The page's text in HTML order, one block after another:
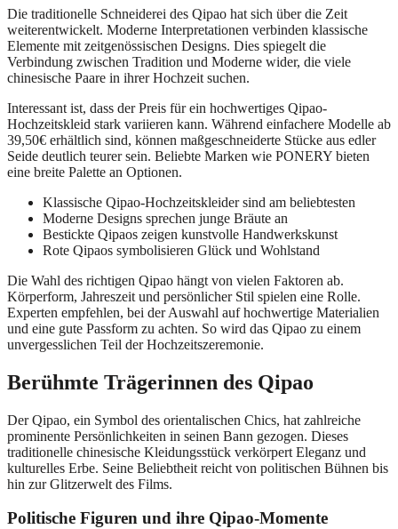
Die traditionelle Schneiderei des Qipao hat sich über die Zeit
weiterentwickelt. Moderne Interpretationen verbinden klassische
Elemente mit zeitgenössischen Designs. Dies spiegelt die
Verbindung zwischen Tradition und Moderne wider, die viele
chinesische Paare in ihrer Hochzeit suchen.
Interessant ist, dass der Preis für ein hochwertiges Qipao-
Hochzeitskleid stark variieren kann. Während einfachere Modelle ab
39,50€ erhältlich sind, können maßgeschneiderte Stücke aus edler
Seide deutlich teurer sein. Beliebte Marken wie PONERY bieten
eine breite Palette an Optionen.
Klassische Qipao-Hochzeitskleider sind am beliebtesten
Moderne Designs sprechen junge Bräute an
Bestickte Qipaos zeigen kunstvolle Handwerkskunst
Rote Qipaos symbolisieren Glück und Wohlstand
Die Wahl des richtigen Qipao hängt von vielen Faktoren ab.
Körperform, Jahreszeit und persönlicher Stil spielen eine Rolle.
Experten empfehlen, bei der Auswahl auf hochwertige Materialien
und eine gute Passform zu achten. So wird das Qipao zu einem
unvergesslichen Teil der Hochzeitszeremonie.
Berühmte Trägerinnen des Qipao
Der Qipao, ein Symbol des orientalischen Chics, hat zahlreiche
prominente Persönlichkeiten in seinen Bann gezogen. Dieses
traditionelle chinesische Kleidungsstück verkörpert Eleganz und
kulturelles Erbe. Seine Beliebtheit reicht von politischen Bühnen bis
hin zur Glitzerwelt des Films.
Politische Figuren und ihre Qipao-Momente